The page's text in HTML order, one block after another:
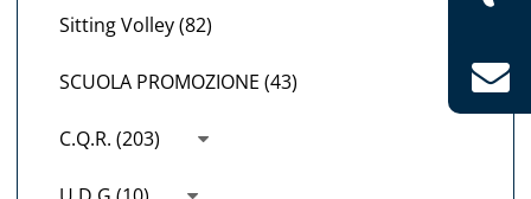
Sitting Volley (82)
SCUOLA PROMOZIONE (43)
C.Q.R. (203)